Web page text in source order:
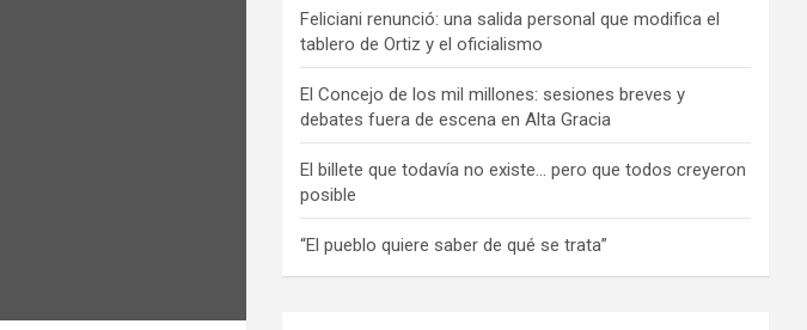
Feliciani renunció: una salida personal que modifica el
tablero de Ortiz y el oficialismo
El Concejo de los mil millones: sesiones breves y
debates fuera de escena en Alta Gracia
El billete que todavía no existe… pero que todos creyeron
posible
“El pueblo quiere saber de qué se trata”